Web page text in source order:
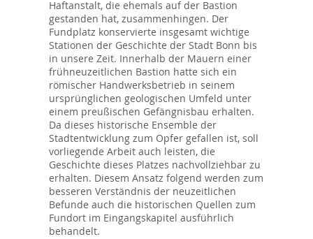
Haftanstalt, die ehemals auf der Bastion
gestanden hat, zusammenhingen. Der
Fundplatz konservierte insgesamt wichtige
Stationen der Geschichte der Stadt Bonn bis
in unsere Zeit. Innerhalb der Mauern einer
frühneuzeitlichen Bastion hatte sich ein
römischer Handwerksbetrieb in seinem
ursprünglichen geologischen Umfeld unter
einem preußischen Gefängnisbau erhalten.
Da dieses historische Ensemble der
Stadtentwicklung zum Opfer gefallen ist, soll
vorliegende Arbeit auch leisten, die
Geschichte dieses Platzes nachvollziehbar zu
erhalten. Diesem Ansatz folgend werden zum
besseren Verständnis der neuzeitlichen
Befunde auch die historischen Quellen zum
Fundort im Eingangskapitel ausführlich
behandelt.